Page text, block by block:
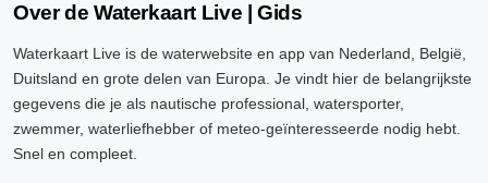
Over de Waterkaart Live | Gids
Waterkaart Live is de waterwebsite en app van Nederland, België,
Duitsland en grote delen van Europa. Je vindt hier de belangrijkste
gegevens die je als nautische professional, watersporter,
zwemmer, waterliefhebber of meteo-geïnteresseerde nodig hebt.
Snel en compleet.